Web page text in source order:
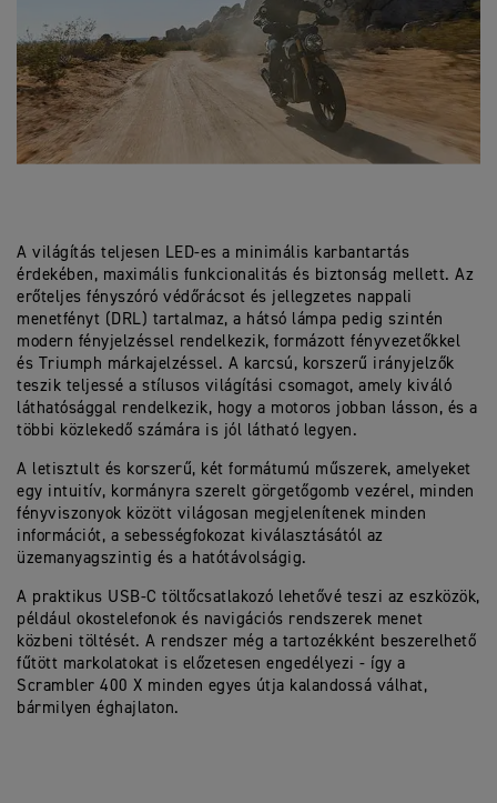
A világítás teljesen LED-es a minimális karbantartás
érdekében, maximális funkcionalitás és biztonság mellett. Az
erőteljes fényszóró védőrácsot és jellegzetes nappali
menetfényt (DRL) tartalmaz, a hátsó lámpa pedig szintén
modern fényjelzéssel rendelkezik, formázott fényvezetőkkel
és Triumph márkajelzéssel. A karcsú, korszerű irányjelzők
teszik teljessé a stílusos világítási csomagot, amely kiváló
láthatósággal rendelkezik, hogy a motoros jobban lásson, és a
többi közlekedő számára is jól látható legyen.
A letisztult és korszerű, két formátumú műszerek, amelyeket
egy intuitív, kormányra szerelt görgetőgomb vezérel, minden
fényviszonyok között világosan megjelenítenek minden
információt, a sebességfokozat kiválasztásától az
üzemanyagszintig és a hatótávolságig.
A praktikus USB-C töltőcsatlakozó lehetővé teszi az eszközök,
például okostelefonok és navigációs rendszerek menet
közbeni töltését. A rendszer még a tartozékként beszerelhető
fűtött markolatokat is előzetesen engedélyezi - így a
Scrambler 400 X minden egyes útja kalandossá válhat,
bármilyen éghajlaton.